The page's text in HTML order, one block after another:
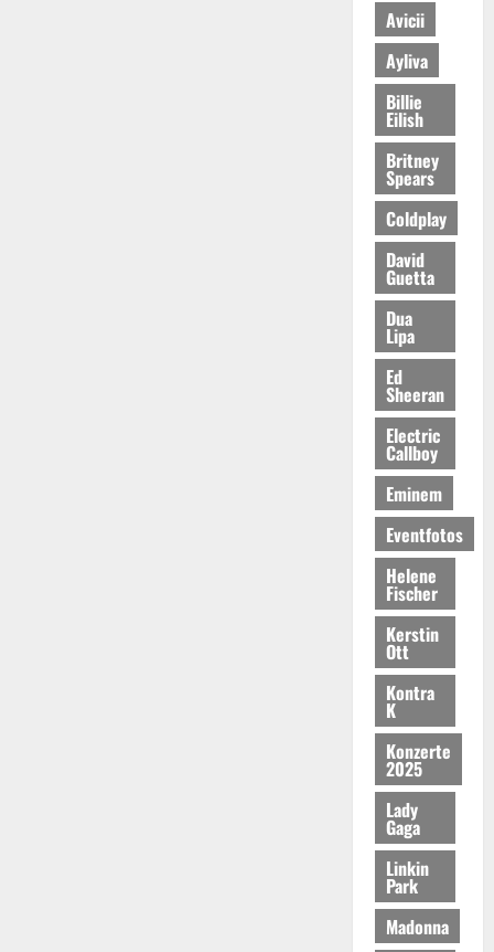
Avicii
Ayliva
Billie
Eilish
Britney
Spears
Coldplay
David
Guetta
Dua
Lipa
Ed
Sheeran
Electric
Callboy
Eminem
Eventfotos
Helene
Fischer
Kerstin
Ott
Kontra
K
Konzerte
2025
Lady
Gaga
Linkin
Park
Madonna